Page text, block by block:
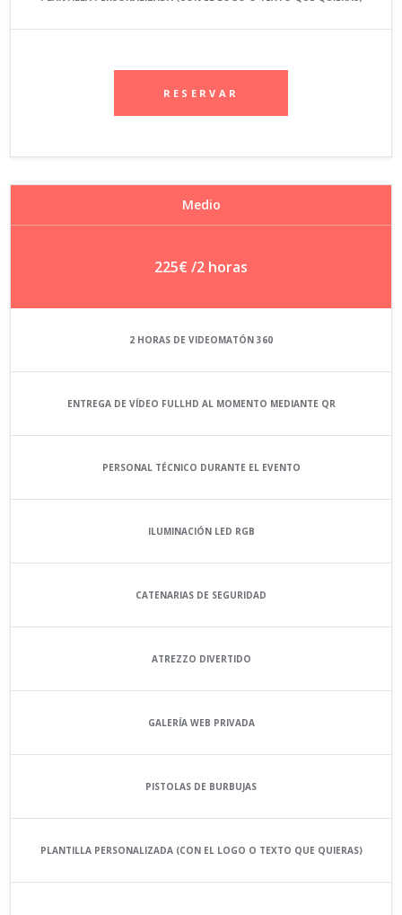
RESERVAR
Medio
225€ /2 horas
2 HORAS DE VIDEOMATÓN 360
ENTREGA DE VÍDEO FULLHD AL MOMENTO MEDIANTE QR
PERSONAL TÉCNICO DURANTE EL EVENTO
ILUMINACIÓN LED RGB
CATENARIAS DE SEGURIDAD
ATREZZO DIVERTIDO
GALERÍA WEB PRIVADA
PISTOLAS DE BURBUJAS
PLANTILLA PERSONALIZADA (CON EL LOGO O TEXTO QUE QUIERAS)